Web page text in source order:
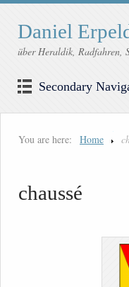
Daniel
über Heraldik, Radfahren,
Secondary
You are here: Home
chaussé